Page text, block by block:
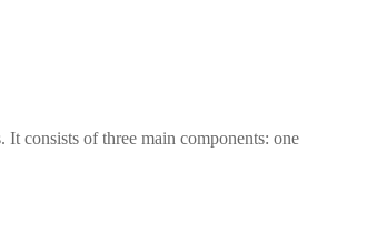
consists of three main components: one